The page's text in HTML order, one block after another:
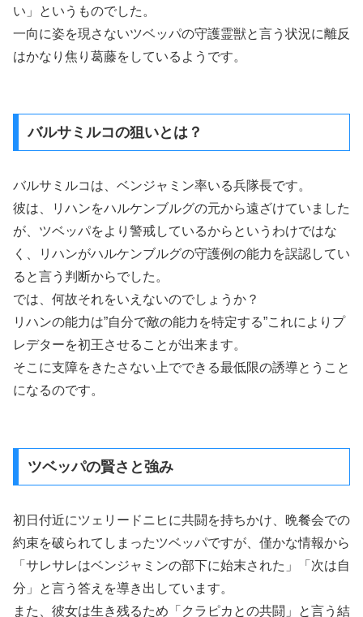
い」というものでした。
一向に姿を現さないツベッパの守護霊獣と言う状況に離反
はかなり焦り葛藤をしているようです。
バルサミルコの狙いとは？
バルサミルコは、ベンジャミン率いる兵隊長です。
彼は、リハンをハルケンブルグの元から遠ざけていました
が、ツベッパをより警戒しているからというわけではな
く、リハンがハルケンブルグの守護例の能力を誤認してい
ると言う判断からでした。
では、何故それをいえないのでしょうか？
リハンの能力は”自分で敵の能力を特定する”これによりプ
レデターを初王させることが出来ます。
そこに支障をきたさない上でできる最低限の誘導とうこと
になるのです。
ツベッパの賢さと強み
初日付近にツェリードニヒに共闘を持ちかけ、晩餐会での
約束を破られてしまったツベッパですが、僅かな情報から
「サレサレはベンジャミンの部下に始末された」「次は自
分」と言う答えを導き出しています。
また、彼女は生き残るため「クラピカとの共闘」と言う結